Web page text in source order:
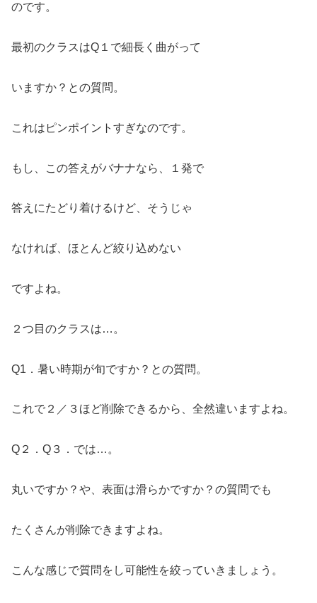
のです。
最初のクラスはQ１で細長く曲がって
いますか？との質問。
これはピンポイントすぎなのです。
もし、この答えがバナナなら、１発で
答えにたどり着けるけど、そうじゃ
なければ、ほとんど絞り込めない
ですよね。
２つ目のクラスは…。
Q1．暑い時期が旬ですか？との質問。
これで２／３ほど削除できるから、全然違いますよね。
Q２．Q３．では…。
丸いですか？や、表面は滑らかですか？の質問でも
たくさんが削除できますよね。
こんな感じで質問をし可能性を絞っていきましょう。